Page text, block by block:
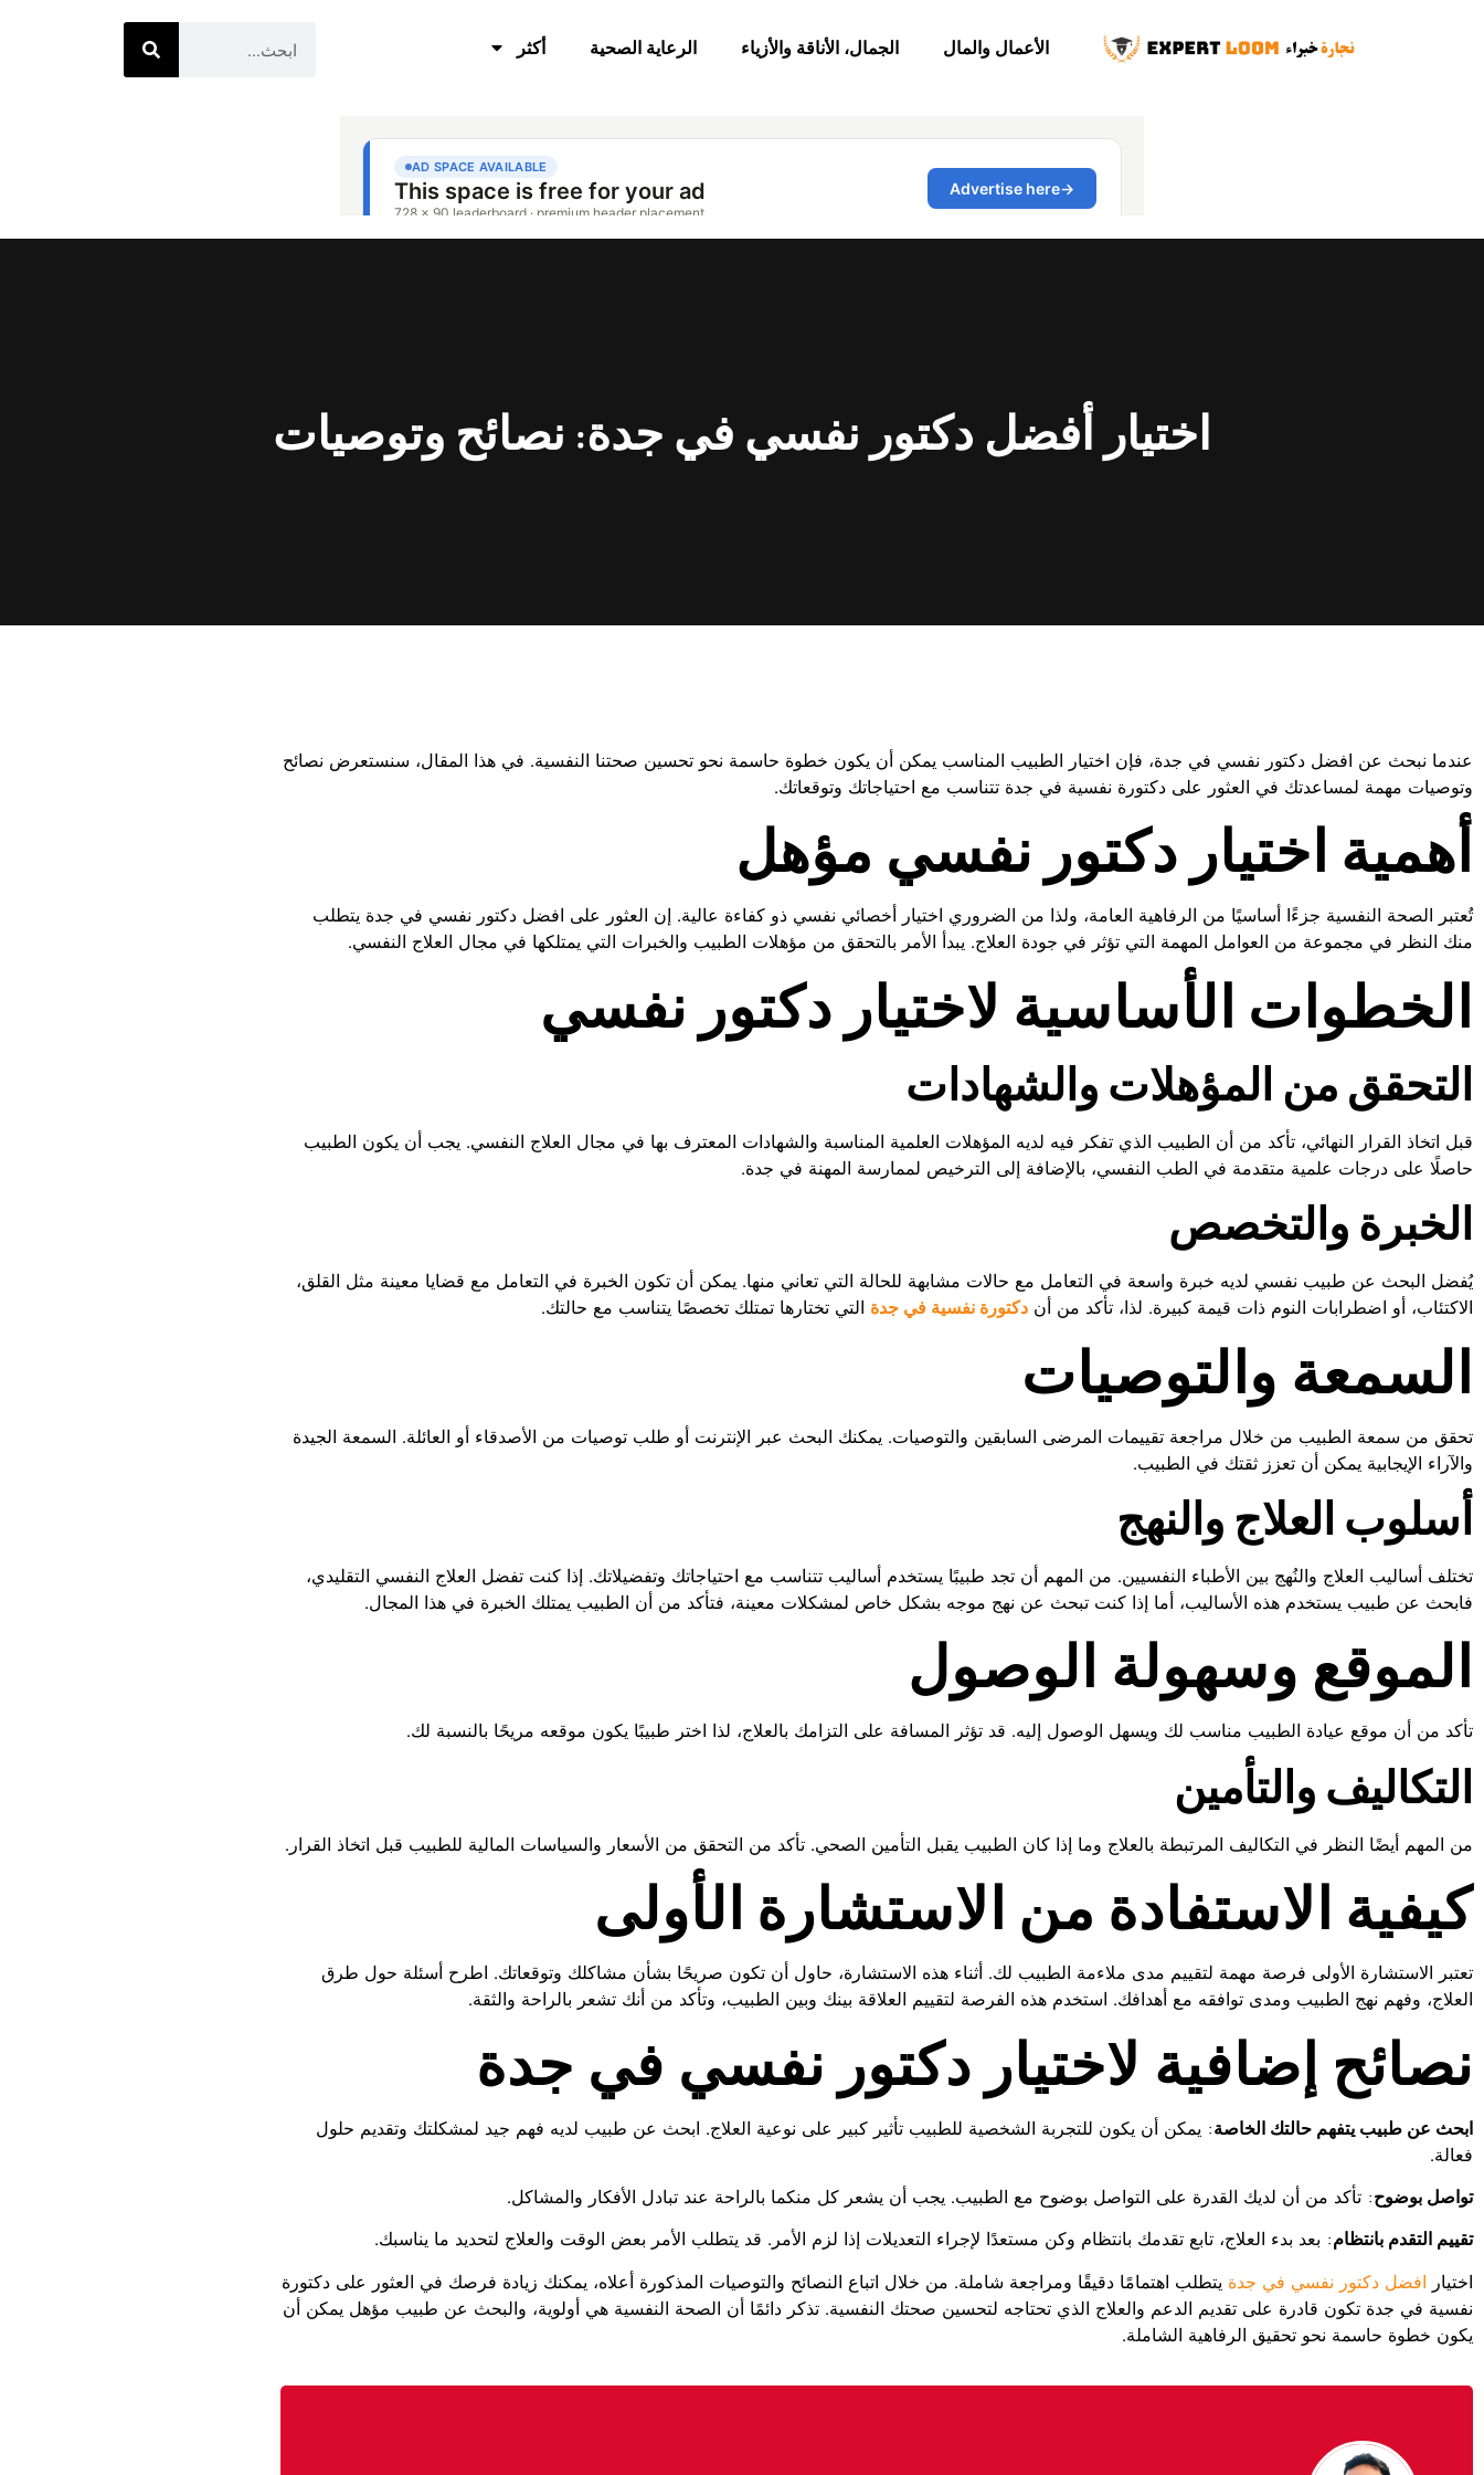
الأعمال والمال الجمال، الأناقة والأزياء الرعاية الصحية أكثر
اختيار أفضل دكتور نفسي في جدة: نصائح وتوصيات
عندما نبحث عن افضل دكتور نفسي في جدة، فإن اختيار الطبيب المناسب يمكن أن يكون خطوة حاسمة نحو تحسين صحتنا النفسية. في هذا المقال، سنستعرض نصائح
وتوصيات مهمة لمساعدتك في العثور على دكتورة نفسية في جدة تتناسب مع احتياجاتك وتوقعاتك.
أهمية اختيار دكتور نفسي مؤهل
تُعتبر الصحة النفسية جزءًا أساسيًا من الرفاهية العامة، ولذا من الضروري اختيار أخصائي نفسي ذو كفاءة عالية. إن العثور على افضل دكتور نفسي في جدة يتطلب
منك النظر في مجموعة من العوامل المهمة التي تؤثر في جودة العلاج. يبدأ الأمر بالتحقق من مؤهلات الطبيب والخبرات التي يمتلكها في مجال العلاج النفسي.
الخطوات الأساسية لاختيار دكتور نفسي
التحقق من المؤهلات والشهادات
قبل اتخاذ القرار النهائي، تأكد من أن الطبيب الذي تفكر فيه لديه المؤهلات العلمية المناسبة والشهادات المعترف بها في مجال العلاج النفسي. يجب أن يكون الطبيب
حاصلًا على درجات علمية متقدمة في الطب النفسي، بالإضافة إلى الترخيص لممارسة المهنة في جدة.
الخبرة والتخصص
يُفضل البحث عن طبيب نفسي لديه خبرة واسعة في التعامل مع حالات مشابهة للحالة التي تعاني منها. يمكن أن تكون الخبرة في التعامل مع قضايا معينة مثل القلق،
الاكتئاب، أو اضطرابات النوم ذات قيمة كبيرة. لذا، تأكد من أن دكتورة نفسية في جدة التي تختارها تمتلك تخصصًا يتناسب مع حالتك.
السمعة والتوصيات
تحقق من سمعة الطبيب من خلال مراجعة تقييمات المرضى السابقين والتوصيات. يمكنك البحث عبر الإنترنت أو طلب توصيات من الأصدقاء أو العائلة. السمعة الجيدة
والآراء الإيجابية يمكن أن تعزز ثقتك في الطبيب.
أسلوب العلاج والنهج
تختلف أساليب العلاج والنُهج بين الأطباء النفسيين. من المهم أن تجد طبيبًا يستخدم أساليب تتناسب مع احتياجاتك وتفضيلاتك. إذا كنت تفضل العلاج النفسي التقليدي،
فابحث عن طبيب يستخدم هذه الأساليب، أما إذا كنت تبحث عن نهج موجه بشكل خاص لمشكلات معينة، فتأكد من أن الطبيب يمتلك الخبرة في هذا المجال.
الموقع وسهولة الوصول
تأكد من أن موقع عيادة الطبيب مناسب لك ويسهل الوصول إليه. قد تؤثر المسافة على التزامك بالعلاج، لذا اختر طبيبًا يكون موقعه مريحًا بالنسبة لك.
التكاليف والتأمين
من المهم أيضًا النظر في التكاليف المرتبطة بالعلاج وما إذا كان الطبيب يقبل التأمين الصحي. تأكد من التحقق من الأسعار والسياسات المالية للطبيب قبل اتخاذ القرار.
كيفية الاستفادة من الاستشارة الأولى
تعتبر الاستشارة الأولى فرصة مهمة لتقييم مدى ملاءمة الطبيب لك. أثناء هذه الاستشارة، حاول أن تكون صريحًا بشأن مشاكلك وتوقعاتك. اطرح أسئلة حول طرق
العلاج، وفهم نهج الطبيب ومدى توافقه مع أهدافك. استخدم هذه الفرصة لتقييم العلاقة بينك وبين الطبيب، وتأكد من أنك تشعر بالراحة والثقة.
نصائح إضافية لاختيار دكتور نفسي في جدة
ابحث عن طبيب يتفهم حالتك الخاصة: يمكن أن يكون للتجربة الشخصية للطبيب تأثير كبير على نوعية العلاج. ابحث عن طبيب لديه فهم جيد لمشكلتك وتقديم حلول
فعالة.
تواصل بوضوح: تأكد من أن لديك القدرة على التواصل بوضوح مع الطبيب. يجب أن يشعر كل منكما بالراحة عند تبادل الأفكار والمشاكل.
تقييم التقدم بانتظام: بعد بدء العلاج، تابع تقدمك بانتظام وكن مستعدًا لإجراء التعديلات إذا لزم الأمر. قد يتطلب الأمر بعض الوقت والعلاج لتحديد ما يناسبك.
اختيار افضل دكتور نفسي في جدة يتطلب اهتمامًا دقيقًا ومراجعة شاملة. من خلال اتباع النصائح والتوصيات المذكورة أعلاه، يمكنك زيادة فرصك في العثور على دكتورة
نفسية في جدة تكون قادرة على تقديم الدعم والعلاج الذي تحتاجه لتحسين صحتك النفسية. تذكر دائمًا أن الصحة النفسية هي أولوية، والبحث عن طبيب مؤهل يمكن أن
يكون خطوة حاسمة نحو تحقيق الرفاهية الشاملة.